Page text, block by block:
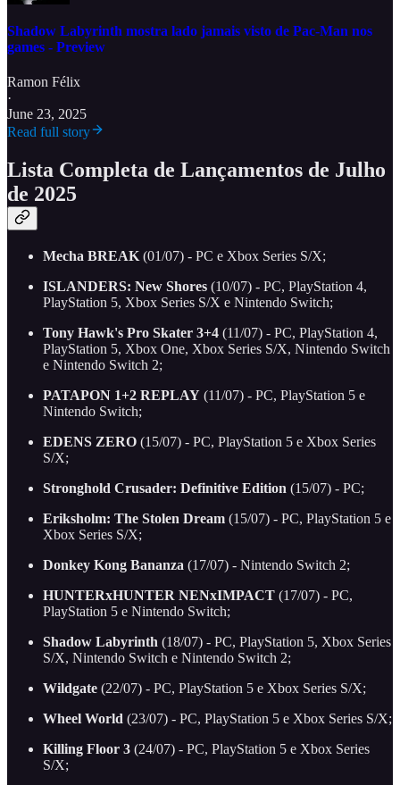
Shadow Labyrinth mostra lado jamais visto de Pac-Man nos
games - Preview
Ramon Félix
·
June 23, 2025
Read full story
Lista Completa de Lançamentos de Julho
de 2025
Mecha BREAK (01/07) - PC e Xbox Series S/X;
ISLANDERS: New Shores (10/07) - PC, PlayStation 4,
PlayStation 5, Xbox Series S/X e Nintendo Switch;
Tony Hawk's Pro Skater 3+4 (11/07) - PC, PlayStation 4,
PlayStation 5, Xbox One, Xbox Series S/X, Nintendo Switch
e Nintendo Switch 2;
PATAPON 1+2 REPLAY (11/07) - PC, PlayStation 5 e
Nintendo Switch;
EDENS ZERO (15/07) - PC, PlayStation 5 e Xbox Series
S/X;
Stronghold Crusader: Definitive Edition (15/07) - PC;
Eriksholm: The Stolen Dream (15/07) - PC, PlayStation 5 e
Xbox Series S/X;
Donkey Kong Bananza (17/07) - Nintendo Switch 2;
HUNTERxHUNTER NENxIMPACT (17/07) - PC,
PlayStation 5 e Nintendo Switch;
Shadow Labyrinth (18/07) - PC, PlayStation 5, Xbox Series
S/X, Nintendo Switch e Nintendo Switch 2;
Wildgate (22/07) - PC, PlayStation 5 e Xbox Series S/X;
Wheel World (23/07) - PC, PlayStation 5 e Xbox Series S/X;
Killing Floor 3 (24/07) - PC, PlayStation 5 e Xbox Series
S/X;